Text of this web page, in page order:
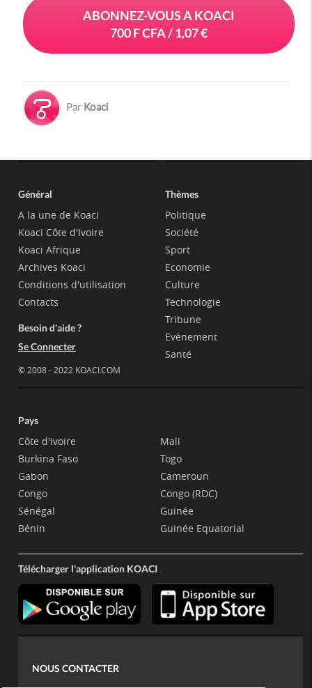
ABONNEZ-VOUS A KOACI
700 F CFA / 1,07 €
Par Koaci
Général
A la une de Koaci
Koaci Côte d'Ivoire
Koaci Afrique
Archives Koaci
Conditions d'utilisation
Contacts
Besoin d'aide ?
Se Connecter
© 2008 - 2022 KOACI.COM
Thèmes
Politique
Société
Sport
Economie
Culture
Technologie
Tribune
Evènement
Santé
Pays
Côte d'Ivoire
Burkina Faso
Gabon
Congo
Sénégal
Bénin
Mali
Togo
Cameroun
Congo (RDC)
Guinée
Guinée Equatorial
Télécharger l'application KOACI
NOUS CONTACTER